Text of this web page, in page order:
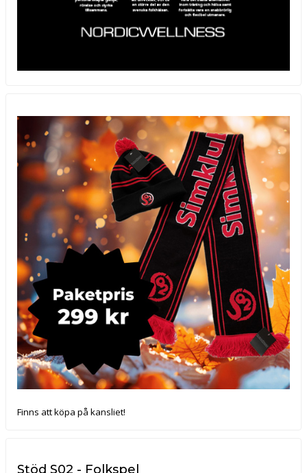
Finns att köpa på kansliet!
Stöd S02 - Folkspel